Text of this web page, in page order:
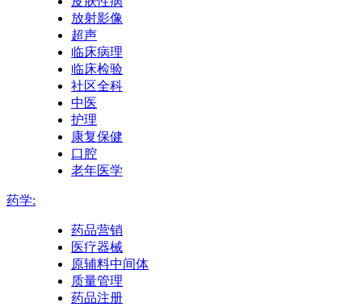
放射影像
超声
临床病理
临床检验
社区全科
中医
护理
康复保健
口腔
老年医学
药学:
药品营销
医疗器械
原辅料中间体
质量管理
药品注册